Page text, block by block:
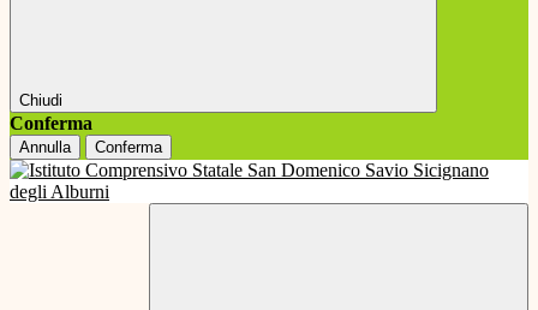
Chiudi
Conferma
Annulla Conferma